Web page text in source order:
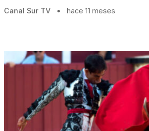
Canal Sur TV • hace 11 meses